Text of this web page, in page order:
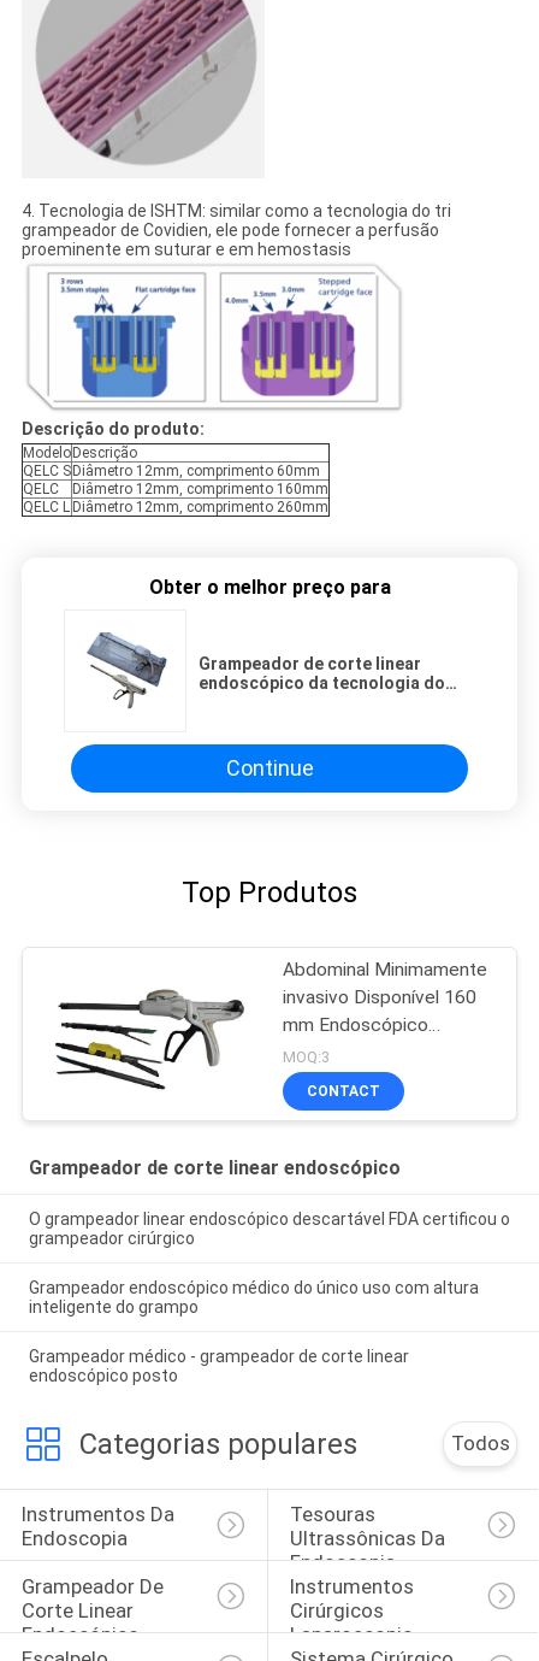
4. Tecnologia de ISHTM: similar como a tecnologia do tri
grampeador de Covidien, ele pode fornecer a perfusão
proeminente em suturar e em hemostasis
Descrição do produto:
ModeloDescrição
QELC SDiâmetro 12mm, comprimento 60mm
QELC
Diâmetro 12mm, comprimento 160mm
QELC L Diâmetro 12mm, comprimento 260mm
Obter o melhor preço para
Grampeador de corte linear
endoscópico da tecnologia do
Continue
Top Produtos
Abdominal Minimamente
invasivo Disponível 160
mm Endoscópico
Cirúrgico de Corte
Stapler
MOQ:3
CONTACT
Grampeador de corte linear endoscópico
O grampeador linear endoscópico descartável FDA certificou o
grampeador cirúrgico
Grampeador endoscópico médico do único uso com altura
inteligente do grampo
Grampeador médico - grampeador de corte linear
endoscópico posto
Categorias populares Todos
Instrumentos Da
Endoscopia
Tesouras
Ultrassônicas Da
Endoscopia
Grampeador De
Corte Linear
Endoscópico
Instrumentos
Cirúrgicos
Laparoscopic